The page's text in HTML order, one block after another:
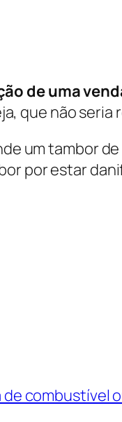
de uma
que não
um tambor
por estar
de combustível